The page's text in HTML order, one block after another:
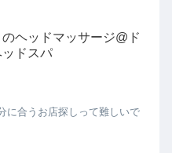
ヘッドマッサージ@ド
ドスパ
に合うお店探しって難しいで